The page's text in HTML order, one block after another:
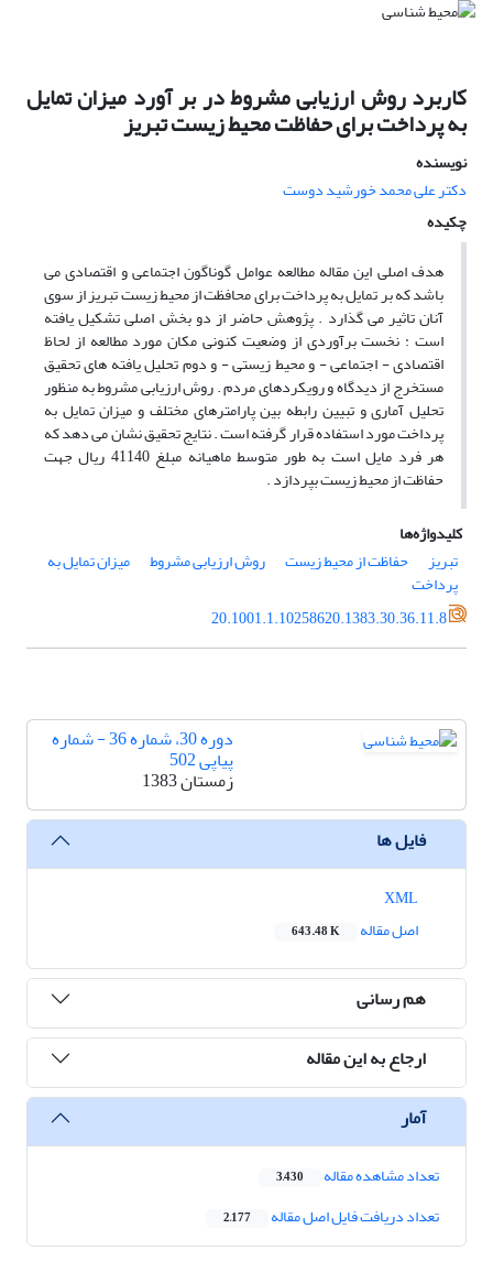
کاربرد روش ارزیابی مشروط در بر آورد میزان تمایل
به پرداخت برای حفاظت محیط زیست تبریز
نویسنده
دکتر علی محمد خورشید دوست
چکیده
هدف اصلی این مقاله مطالعه عوامل گوناگون اجتماعی و اقتصادی می
باشد که بر تمایل به پرداخت برای محافظت از محیط زیست تبریز از سوی
آنان تاثیر می گذارد . پژوهش حاضر از دو بخش اصلی تشکیل یافته
است : نخست برآوردی از وضعیت کنونی مکان مورد مطالعه از لحاظ
اقتصادی - اجتماعی - و محیط زیستی - و دوم تحلیل یافته های تحقیق
مستخرج از دیدگاه و رویکردهای مردم . روش ارزیابی مشروط به منظور
تحلیل آماری و تبیین رابطه بین پارامترهای مختلف و میزان تمایل به
پرداخت مورد استفاده قرار گرفته است . نتایج تحقیق نشان می دهد که
هر فرد مایل است به طور متوسط ماهیانه مبلغ 41140 ریال جهت
حفاظت از محیط زیست بپردازد .
کلیدواژه‌ها
تبریز
حفاظت از محیط زیست روش ارزیابی مشروط میزان تمایل به
پرداخت
20.1001.1.10258620.1383.30.36.11.8
دوره 30، شماره 36 - شماره
پیاپی 502
زمستان 1383
فایل ها
اصل مقاله
643.48 K
هم رسانی
ارجاع به این مقاله
آمار
تعداد مشاهده مقاله 3,430
تعداد دریافت فایل اصل مقاله 2,177